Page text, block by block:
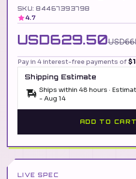
SKU: 84467393798
4.7
USD629.50
Pay in 4 interest-free payments of
Shipping Estimate
Ships within 48 hours ·
- Aug 14
ADD TO CART
LIVE SPEC